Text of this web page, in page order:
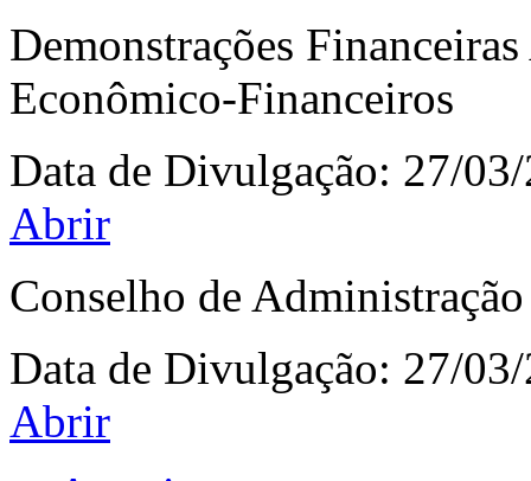
Demonstrações
Econômico-Financeiros
Data de Divulgação: 27/
Abrir
Conselho de
Data de Divulgação: 27/
Abrir